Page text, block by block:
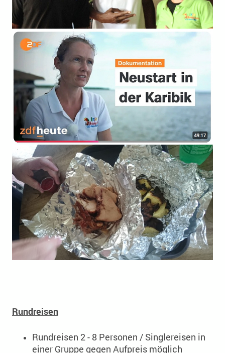
Rundreisen
Rundreisen 2 - 8 Personen / Singlereisen in
einer Gruppe gegen Aufpreis möglich